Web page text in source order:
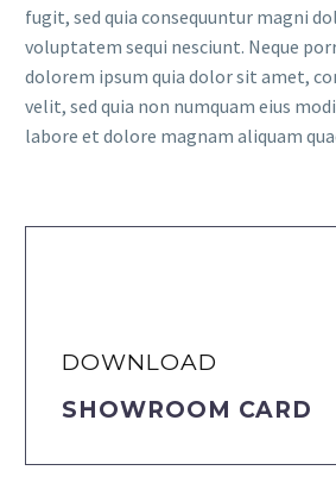
fugit, sed quia consequuntur magni
voluptatem sequi nesciunt. Neque
dolorem ipsum quia dolor sit amet,
velit, sed quia non numquam eius
labore et dolore magnam aliquam
DOWNLOAD
SHOWROOM CARD